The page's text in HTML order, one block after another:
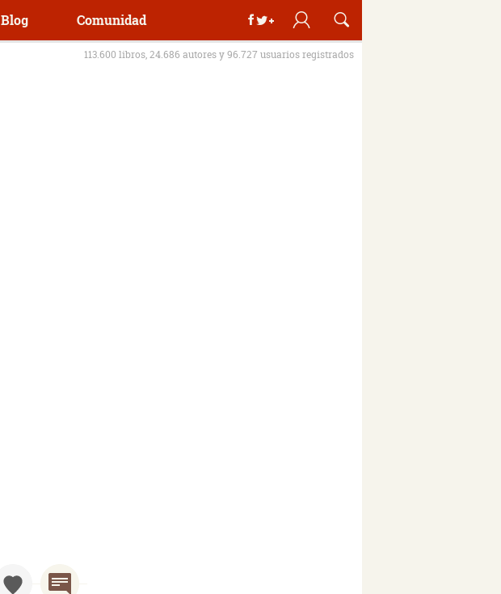
Blog Comunidad
113.600 libros, 24.686 autores y 96.727 usuarios registrados